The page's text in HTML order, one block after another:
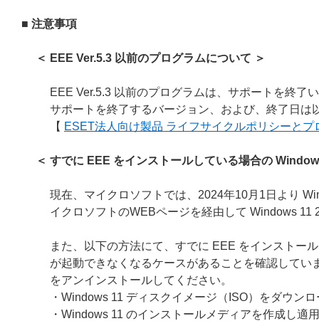
■ 注意事項
＜ EEE Ver.5.3 以前のプログラムについて ＞
EEE Ver.5.3 以前のプログラムは、サポートを終了
サポートを終了するバージョン、および、終了日
【 ESET法人向け製品 ライフサイクルポリシーと
＜ すでに EEE をインストールしている場合の
現在、マイクロソフトでは、2024年10月1日より
イクロソフトのWEBページを経由して Windows
また、以下の方法にて、すでに EEE をインストー
が起動できなくなるケースがあることを確認して
をアンインストールしてください。
・Windows 11 ディスクイメージ（ISO）をダウン
・Windows 11 のインストールメディアを作成し適